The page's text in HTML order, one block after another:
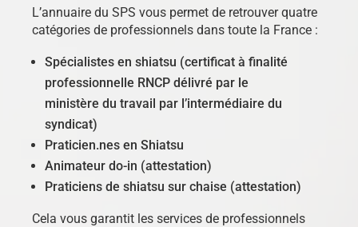
L’annuaire du SPS vous permet de retrouver quatre
catégories de professionnels dans toute la France :
Spécialistes en shiatsu (certificat à finalité
professionnelle RNCP délivré par le
ministère du travail par l’intermédiaire du
syndicat)
Praticien.nes en Shiatsu
Animateur do-in (attestation)
Praticiens de shiatsu sur chaise (attestation)
Cela vous garantit les services de professionnels